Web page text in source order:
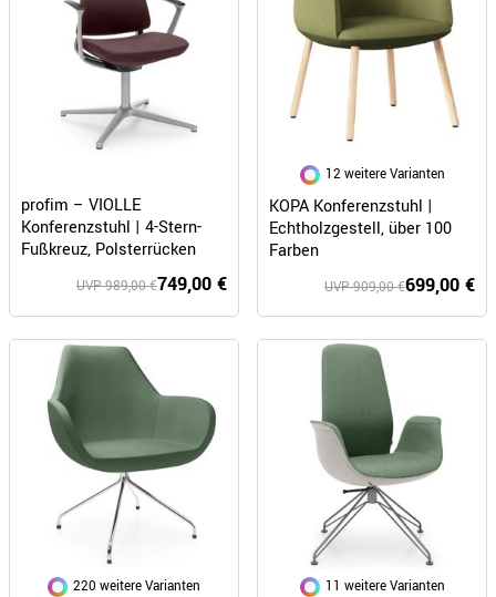
profim – VIOLLE
Konferenzstuhl | 4-Stern-
Fußkreuz, Polsterrücken
749,00 €
UVP 989,00 €
12 weitere Varianten
KOPA Konferenzstuhl |
Echtholzgestell, über 100
Farben
699,00 €
UVP 909,00 €
220 weitere Varianten 11 weitere Varianten